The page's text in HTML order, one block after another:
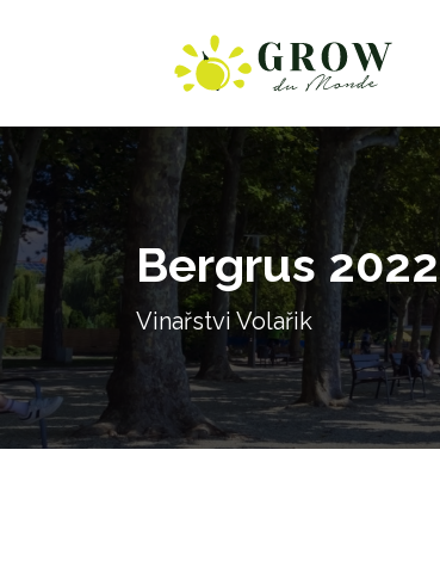
Bergrus 2022
Vinařstvi Volařik